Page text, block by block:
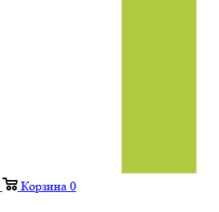
Корзина 0